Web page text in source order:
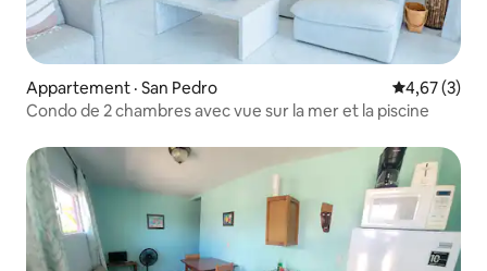
Appartement · San Pedro Note
4,67 (3)
Condo de 2 chambres avec vue sur la mer et la piscine